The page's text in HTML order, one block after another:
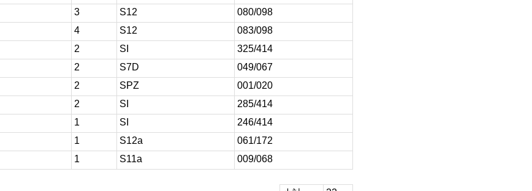
3 S12
080/098
4 S12
083/098
2 SI
325/414
2 S7D
049/067
2 SPZ
001/020
2 SI
285/414
1 SI
246/414
1 S12a
061/172
1 S11a 009/068